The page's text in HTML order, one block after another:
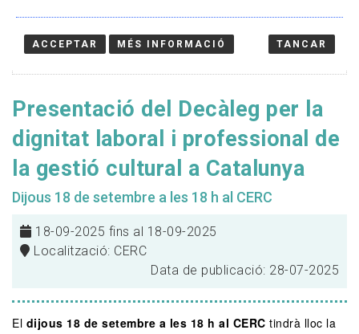
Presentació del Decàleg per la
dignitat laboral i professional de
la gestió cultural a Catalunya
Dijous 18 de setembre a les 18 h al CERC
18-09-2025 fins al 18-09-2025
Localització: CERC
Data de publicació: 28-07-2025
El dijous 18 de setembre a les 18 h al CERC tindrà lloc la
ACCEPTAR MÉS INFORMACIÓ TANCAR